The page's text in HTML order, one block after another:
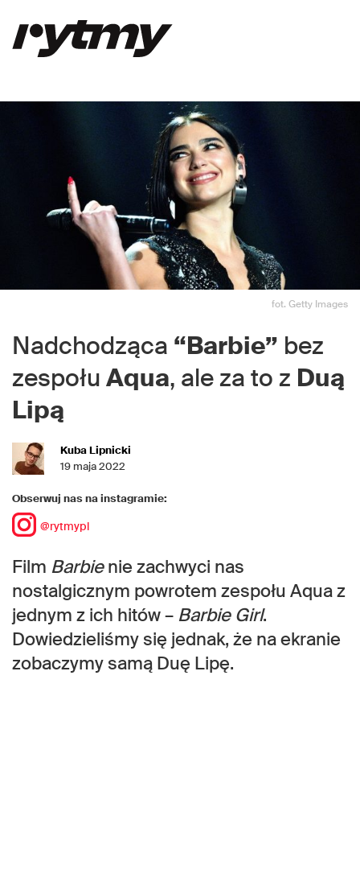
fot. Getty Images
Nadchodząca “Barbie” bez
zespołu Aqua, ale za to z Duą
Lipą
Kuba Lipnicki
19 maja 2022
Obserwuj nas na instagramie:
@rytmypl
Film Barbienie zachwyci nas
nostalgicznym powrotem zespołu Aqua z
jednym z ich hitów – Barbie Girl.
Dowiedzieliśmy się jednak, że na ekranie
zobaczymy samą Duę Lipę.